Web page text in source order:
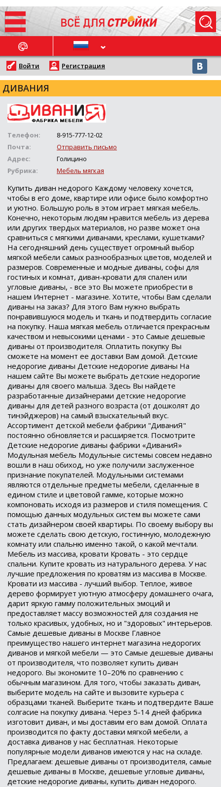
НОВОСТИ
Войти Регистрация
ДИВАНИЯ
Телефон:
8-915-777-12-02
Почта:
Отправить письмо
Адрес:
Голицино
Рубрика:
Мебель мягкая
Купить диван недорого Каждому человеку хочется,
чтобы в его доме, квартире или офисе было комфортно
и уютно. Большую роль в этом играет мягкая мебель.
Конечно, некоторым людям нравится мебель из дерева
или других твердых материалов, но разве может она
сравниться с мягкими диванами, креслами, кушетками?
На сегодняшний день существует огромный выбор
мягкой мебели самых разнообразных цветов, моделей и
размеров. Современные и модные диваны, софы для
гостиных и комнат, диван-кровати для спален или
угловые диваны, - все это Вы можете приобрести в
нашем Интернет - магазине. Хотите, чтобы Вам сделали
диваны на заказ? Для этого Вам нужно выбрать
понравившуюся модель и ткань и подтвердить согласие
на покупку. Наша мягкая мебель отличается прекрасным
качеством и невысокими ценами - это Самые дешевые
диваны от производителя. Оплатить покупку Вы
сможете на момент ее доставки Вам домой. Детские
недорогие диваны Детские недорогие диваны На
нашем сайте Вы можете выбрать детские недорогие
диваны для своего малыша. Здесь Вы найдете
разработанные дизайнерами детские недорогие
диваны для детей разного возраста (от дошколят до
тинэйджеров) на самый взыскательный вкус.
Ассортимент детской мебели фабрики "ДиваниЯ"
постоянно обновляется и расширяется. Посмотрите
Детские недорогие диваны фабрики «ДиваниЯ»
Модульная мебель Модульные системы совсем недавно
вошли в наш обиход, но уже получили заслуженное
признание покупателей. Модульными системами
являются отдельные предметы мебели, сделанные в
едином стиле и цветовой гамме, которые можно
компоновать исходя из размеров и стиля помещения. С
помощью данных модульных систем вы можете сами
стать дизайнером своей квартиры. По своему выбору вы
можете сделать свою детскую, гостинную, молодежную
комнату или спальню именно такой, о какой мечтали.
Мебель из массива, кровати Кровать - это сердце
спальни. Купите кровать из натурального дерева. У нас
лучшие предложения по кроватям из массива в Москве.
Кровати из массива - лучший выбор. Теплое, живое
дерево формирует уютную атмосферу домашнего очага,
дарит яркую гамму положительных эмоций и
предоставляет массу возможностей для создания не
только красивых, удобных, но и "здоровых" интерьеров.
Самые дешевые диваны в Москве Главное
преимущество нашего интернет магазина недорогих
диванов и мягкой мебели — это Самые дешевые диваны
от производителя, что позволяет купить диван
недорого. Вы экономите 10–20% по сравнению с
обычным магазином. Для того, чтобы заказать диван,
выберите модель на сайте и вызовите курьера с
образцами тканей. Выберите ткань и подтвердите Ваше
солгасие на покупку дивана. Через 5-14 дней фабрика
изготовит диван, и мы доставим его вам домой. Оплата
производится по факту доставки мягкой мебели, а
доставка диванов у нас бесплатная. Некоторые
популярные модели диванов имеются у нас на складе.
Предлагаем: дешевые диваны от производителя, самые
дешевые диваны в Москве, дешевые угловые диваны,
детские недорогие диваны, купить диван недорого.